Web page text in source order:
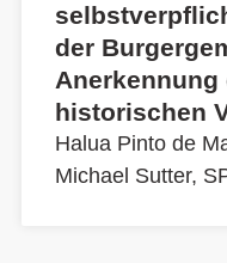
der
Anerkennung
historischen
Halua Pinto de
Michael Sutter,